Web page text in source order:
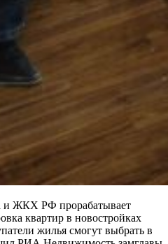
и ЖКХ РФ прорабатывает
квартир в новостройках
жилья смогут выбрать в